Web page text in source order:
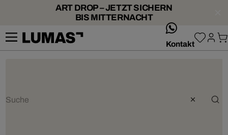
ART DROP – JETZT SICHERN
BIS MITTERNACHT
Kontakt